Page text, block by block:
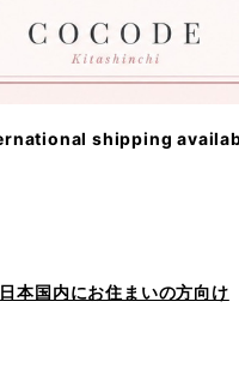
shipping
日本国内にお住まいの方向け